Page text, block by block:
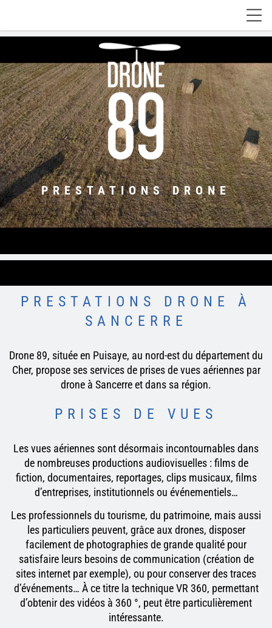
PRESTATIONS DRONE
PRESTATIONS DRONE À
SANCERRE
Drone 89, située en Puisaye, au nord-est du département du
Cher, propose ses services de prises de vues aériennes par
drone à Sancerre et dans sa région.
PRISES DE VUES
Les vues aériennes sont désormais incontournables dans
de nombreuses productions audiovisuelles : films de
fiction, documentaires, reportages, clips musicaux, films
d’entreprises, institutionnels ou événementiels…
Les professionnels du tourisme, du patrimoine, mais aussi
les particuliers peuvent, grâce aux drones, disposer
facilement de photographies de grande qualité pour
satisfaire leurs besoins de communication (création de
sites internet par exemple), ou pour conserver des traces
d’événements… À ce titre la technique VR 360, permettant
d’obtenir des vidéos à 360 °, peut être particulièrement
intéressante.